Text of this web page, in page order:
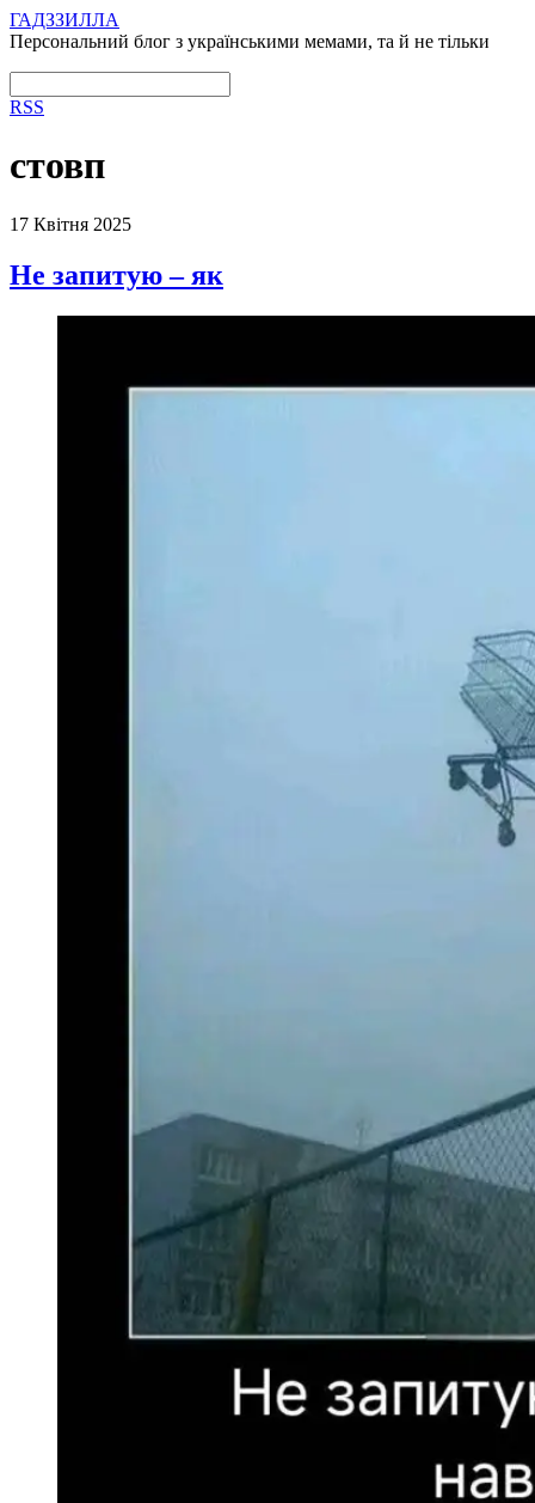
ГАДЗЗИЛЛА
Персональний блог з українськими мемами, та й не тільки
RSS
стовп
17 Квітня 2025
Не запитую – як